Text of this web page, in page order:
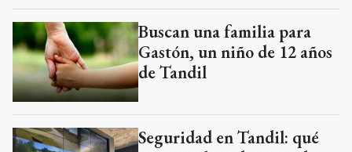
Buscan una familia para
Gastón, un niño de 12 años
de Tandil
Seguridad en Tandil: qué